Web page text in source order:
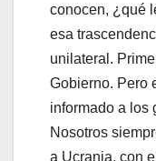
conocen, ¿qué
esa
unilateral.
Gobierno. Pero
informado a los
Nosotros
a Ucrania, con